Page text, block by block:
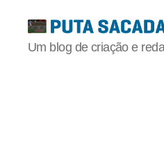
Putasacada
Um blog de criação e